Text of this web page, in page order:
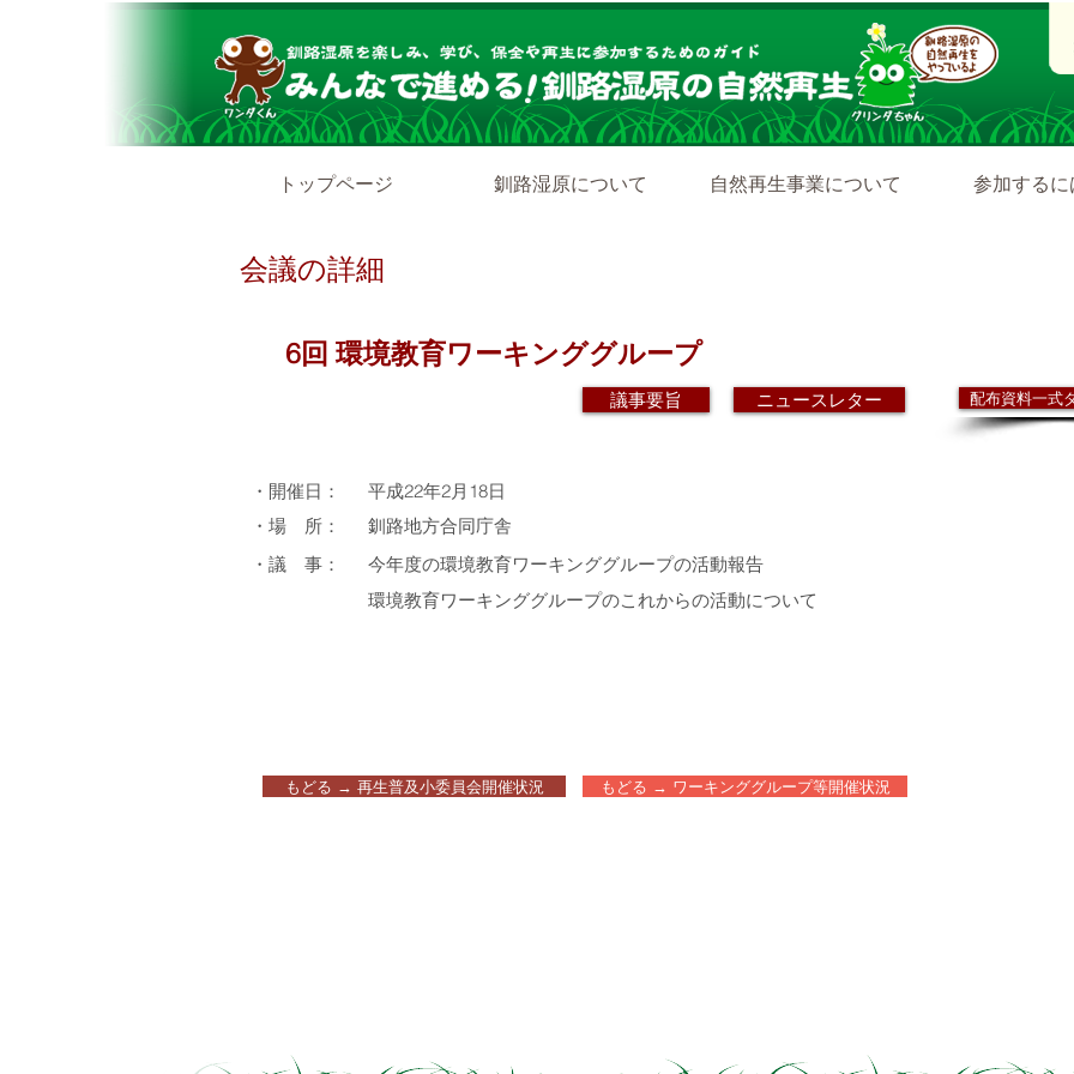
トップページ 釧路湿原について 自然再生事業について 参加する
会議の詳細
6回 環境教育ワーキンググループ
議事要旨 ニュースレター
・開催日：
平成22年2月18日
・場 所：
釧路地方合同庁舎
・議 事：
今年度の環境教育ワーキンググループの活動報告
環境教育ワーキンググループのこれからの活動について
もどる → 再生普及小委員会開催状況 もどる → ワーキンググループ等開催状況
配布資料一式